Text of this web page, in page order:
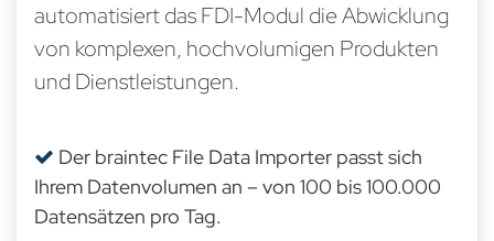
automatisiert das FDI-Modul die Abwicklung
von komplexen, hochvolumigen Produkten
und Dienstleistungen.
Der braintec File Data Importer passt sich
Ihrem Datenvolumen an – von 100 bis 100.000
Datensätzen pro Tag.